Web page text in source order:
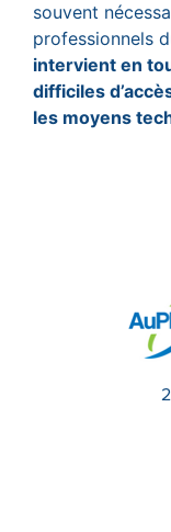
souvent
professionnels
intervient en
difficiles
les moyens